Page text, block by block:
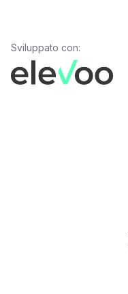
Sviluppato con: